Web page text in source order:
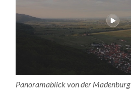
Panoramablick von der Madenburg